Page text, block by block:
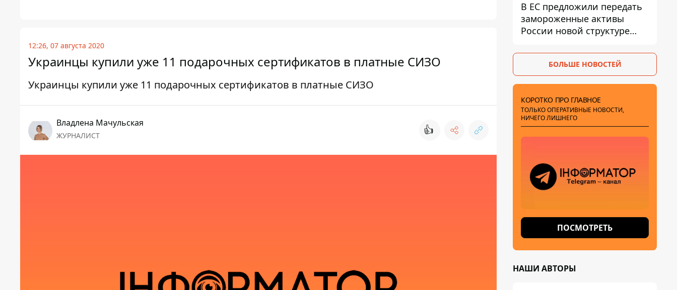
12:26, 07 августа 2020
Украинцы купили уже 11 подарочных сертификатов в платные СИЗО
Украинцы купили уже 11 подарочных сертификатов в платные СИЗО
Владлена Мачульская
ЖУРНАЛИСТ 👍
В ЕС предложили передать
замороженные активы
России новой структуре
БОЛЬШЕ НОВОСТЕЙ
КОРОТКО ПРО ГЛАВНОЕ
ТОЛЬКО ОПЕРАТИВНЫЕ НОВОСТИ,
НИЧЕГО ЛИШНЕГО
ПОСМОТРЕТЬ
НАШИ АВТОРЫ